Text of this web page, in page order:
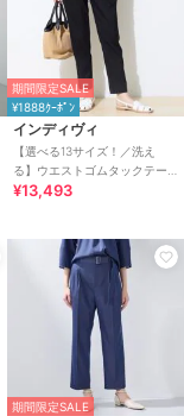
期間限定SALE
¥1888ｸｰﾎﾟﾝ
インディヴィ
【選べる13サイズ！／洗え
る】ウエストゴムタックテー
パード褒められパンツ
¥13,493
期間限定SALE